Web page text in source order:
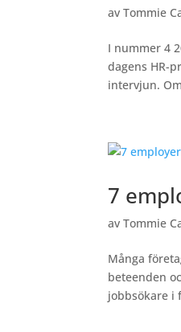
avTommie
I nummer 4
dagens HR-
intervjun.
7
avTommie
Många
beteenden
jobbsökare i